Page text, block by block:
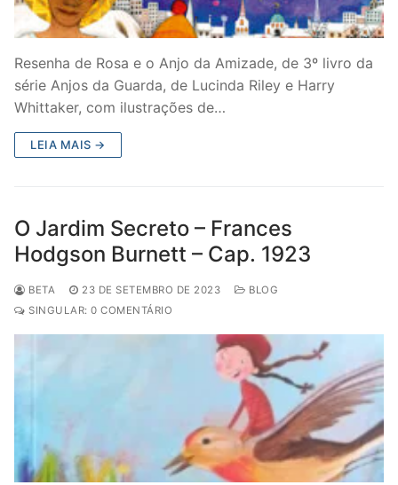
Resenha de Rosa e o Anjo da Amizade, de 3º livro da
série Anjos da Guarda, de Lucinda Riley e Harry
Whittaker, com ilustrações de…
LEIA MAIS →
O Jardim Secreto – Frances
Hodgson Burnett – Cap. 1923
BETA 23 DE SETEMBRO DE 2023
BLOG
SINGULAR: 0 COMENTÁRIO